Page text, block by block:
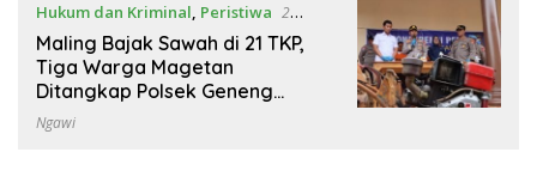
Hukum dan Kriminal, Peristiwa 2
Februari 2023
Maling Bajak Sawah di 21 TKP,
Tiga Warga Magetan
Ditangkap Polsek Geneng
Ngawi
Ngawi